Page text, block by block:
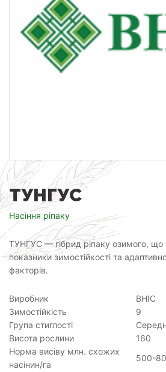
ЗВОРОТНИЙ ЗВ'ЯЗОК
Тернопільська обл., с. Великі Гаї,
+38 (067) 24–38–191
ТУНГУС
Насіння ріпаку
ТУНГУС — гібрид ріпаку озимого, що
показники зимостійкості та
факторів.
Виробник
ВНІС
Зимостійкість
9
Група стиглості
Висота рослини
160
Норма висіву млн. схожих
насінин/га
500-